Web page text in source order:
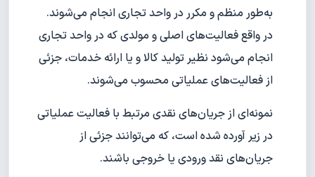
به‌طور منظم و مکرر در واحد تجاری انجام می‌شوند.
در واقع فعالیت‌های اصلی و مولدی که در واحد تجاری
انجام می‌شود نظیر تولید کالا و یا ارائه خدمات، جزئی
از فعالیت‌های عملیاتی محسوب می‌شوند.
نمونه‌ای از جریان‌های نقدی مرتبط با فعالیت عملیاتی
در زیر آورده شده است، که می‌توانند جزئی از
جریان‌های نقد ورودی یا خروجی باشند.